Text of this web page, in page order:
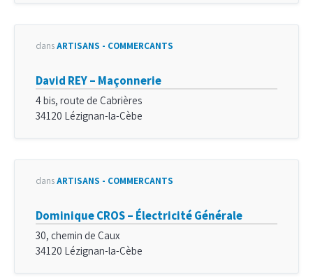
dansARTISANS - COMMERÇANTS
David REY – Maçonnerie
4 bis, route de Cabrières
34120 Lézignan-la-Cèbe
dansARTISANS - COMMERÇANTS
Dominique CROS – Électricité Générale
30, chemin de Caux
34120 Lézignan-la-Cèbe